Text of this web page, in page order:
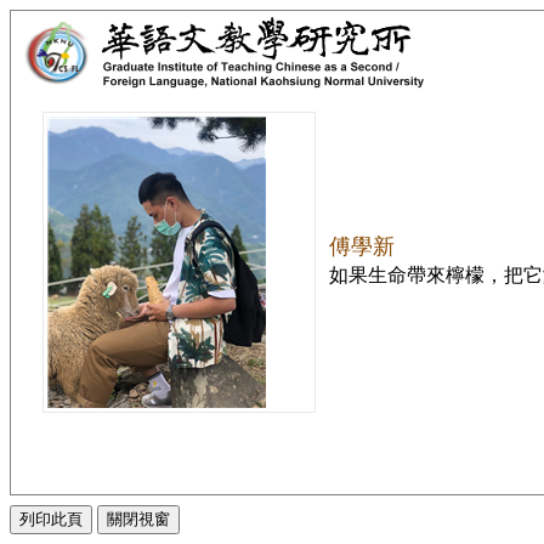
傅學新
如果生命帶來檸檬，把